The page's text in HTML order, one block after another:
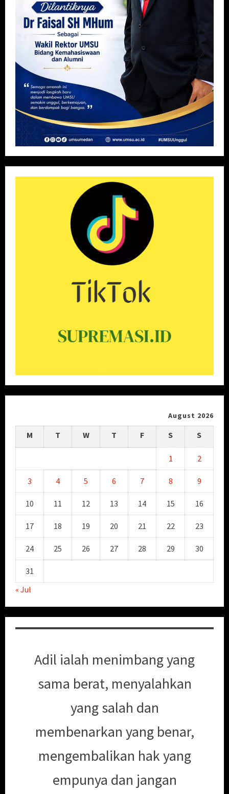
August 2026
M T W T F S S
1 2
3 4 5 6 7 8 9
10 11 12 13 14 15 16
17 18 19 20 21 22 23
24 25 26 27 28 29 30
31
« Jul
Adil ialah menimbang yang
sama berat, menyalahkan
yang salah dan
membenarkan yang benar,
mengembalikan hak yang
empunya dan jangan